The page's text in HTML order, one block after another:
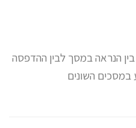
הנראה במסך לבין ההדפסה
במסכים השונים